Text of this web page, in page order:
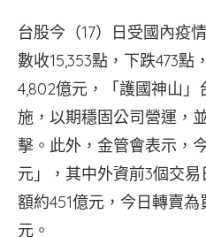
台股今（17）日受國內疫
數收15,353點，下跌473點
4,802億元，「護國神山
施，以期穩固公司營運，
擊。此外，金管會表示，
元」，其中外資前3個交
額約451億元，今日轉賣
元。